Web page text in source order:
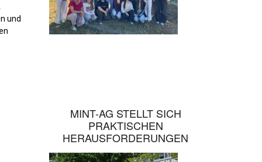
und
MINT-AG STELLT SICH
PRAKTISCHEN
HERAUSFORDERUNGEN